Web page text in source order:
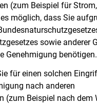
(zum Beispiel für
möglich, dass Sie
sowie anderer
Genehmigung benötigen.
für einen solchen
nach anderen
(zum Beispiel nach dem